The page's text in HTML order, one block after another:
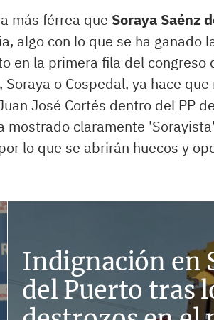
más férrea que Soraya Saénz
algo con lo que se ha ganado
en la primera fila del congreso
o Cospedal, ya hace que
José Cortés dentro del PP
mostrado claramente
lo que se abrirán huecos y
Indignación en
del Puerto tras